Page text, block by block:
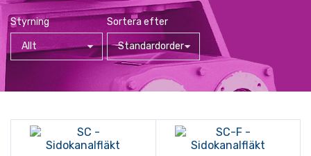
Styrning
Allt
Sortera efter
Standardorder